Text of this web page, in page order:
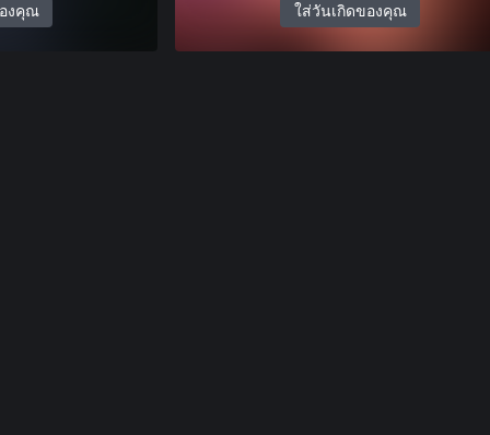
งคุณ ใส่วันเกิดของคุณ